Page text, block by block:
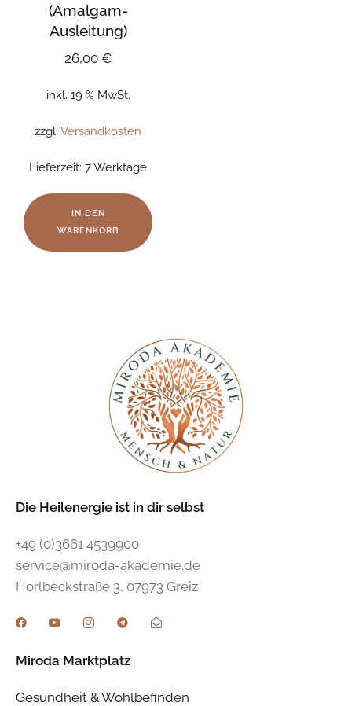
(Amalgam-
Ausleitung)
26,00 €
inkl. 19 % MwSt.
zzgl. Versandkosten
Lieferzeit: 7 Werktage
IN DEN
WARENKORB
Die Heilenergie ist in dir selbst
+49 (0)3661 4539900
service@miroda-akademie.de
Horlbeckstraße 3, 07973 Greiz
Miroda Marktplatz
Gesundheit & Wohlbefinden